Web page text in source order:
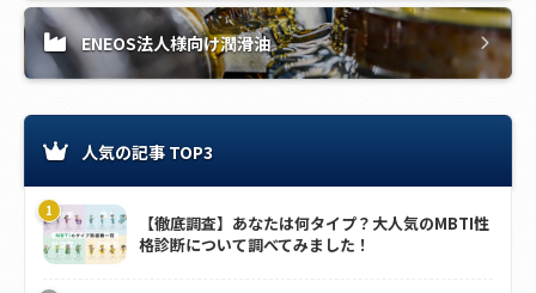
ENEOS法人様向け潤滑油
人気の記事 TOP3
【徹底調査】あなたは何タイプ？大人気のMBTI性
格診断について調べてみました！